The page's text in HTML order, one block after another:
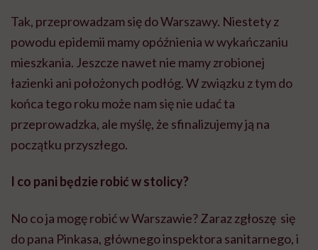
Tak, przeprowadzam się do Warszawy. Niestety z
powodu epidemii mamy opóźnienia w wykańczaniu
mieszkania. Jeszcze nawet nie mamy zrobionej
łazienki ani położonych podłóg. W związku z tym do
końca tego roku może nam się nie udać ta
przeprowadzka, ale myślę, że sfinalizujemy ją na
początku przyszłego.
I co pani będzie robić w stolicy?
No co ja mogę robić w Warszawie? Zaraz zgłoszę się
do pana Pinkasa, głównego inspektora sanitarnego, i